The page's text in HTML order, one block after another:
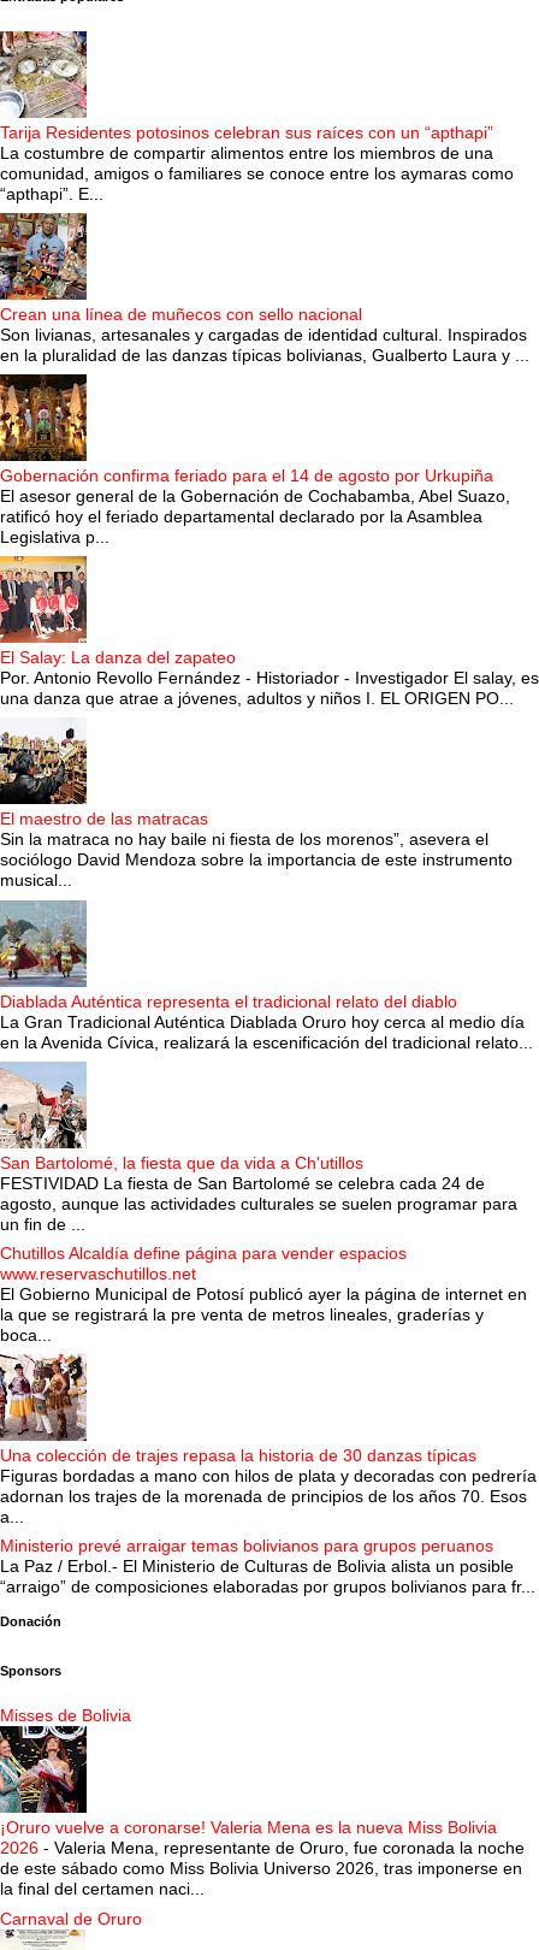
Tarija Residentes potosinos celebran sus raíces con un “apthapi”
La costumbre de compartir alimentos entre los miembros de una
comunidad, amigos o familiares se conoce entre los aymaras como
“apthapi”. E...
Crean una línea de muñecos con sello nacional
Son livianas, artesanales y cargadas de identidad cultural. Inspirados
en la pluralidad de las danzas típicas bolivianas, Gualberto Laura y ...
Gobernación confirma feriado para el 14 de agosto por Urkupiña
El asesor general de la Gobernación de Cochabamba, Abel Suazo,
ratificó hoy el feriado departamental declarado por la Asamblea
Legislativa p...
El Salay: La danza del zapateo
Por. Antonio Revollo Fernández - Historiador - Investigador El salay, es
una danza que atrae a jóvenes, adultos y niños I. EL ORIGEN PO...
El maestro de las matracas
Sin la matraca no hay baile ni fiesta de los morenos”, asevera el
sociólogo David Mendoza sobre la importancia de este instrumento
musical...
Diablada Auténtica representa el tradicional relato del diablo
La Gran Tradicional Auténtica Diablada Oruro hoy cerca al medio día
en la Avenida Cívica, realizará la escenificación del tradicional relato...
San Bartolomé, la fiesta que da vida a Ch'utillos
FESTIVIDAD La fiesta de San Bartolomé se celebra cada 24 de
agosto, aunque las actividades culturales se suelen programar para
un fin de ...
Chutillos Alcaldía define página para vender espacios
www.reservaschutillos.net
El Gobierno Municipal de Potosí publicó ayer la página de internet en
la que se registrará la pre venta de metros lineales, graderías y
boca...
Una colección de trajes repasa la historia de 30 danzas típicas
Figuras bordadas a mano con hilos de plata y decoradas con pedrería
adornan los trajes de la morenada de principios de los años 70. Esos
a...
Ministerio prevé arraigar temas bolivianos para grupos peruanos
La Paz / Erbol.- El Ministerio de Culturas de Bolivia alista un posible
“arraigo” de composiciones elaboradas por grupos bolivianos para fr...
Donación
Sponsors
Misses de Bolivia
¡Oruro vuelve a coronarse! Valeria Mena es la nueva Miss Bolivia
2026 - Valeria Mena, representante de Oruro, fue coronada la noche
de este sábado como Miss Bolivia Universo 2026, tras imponerse en
la final del certamen naci...
Carnaval de Oruro